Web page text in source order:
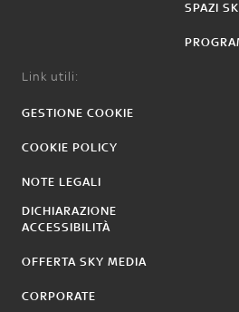
SPAZI
Link utili:
GESTIONE COOKIE
COOKIE POLICY
NOTE LEGALI
DICHIARAZIONE
ACCESSIBILITÀ
OFFERTA SKY MEDIA
CORPORATE